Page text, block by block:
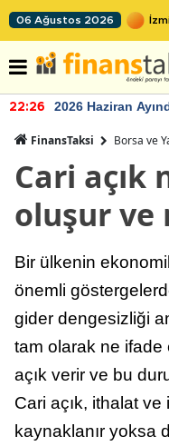
06 Ağustos 2026
22:26 2026 Haziran
FinansTaksi Borsa ve
Cari açık
oluşur ve
Bir ülkenin
önemli
gider dengesizliği
tam olarak ne ifade
açık verir ve bu
Cari açık, ithalat
kaynaklanır yoksa